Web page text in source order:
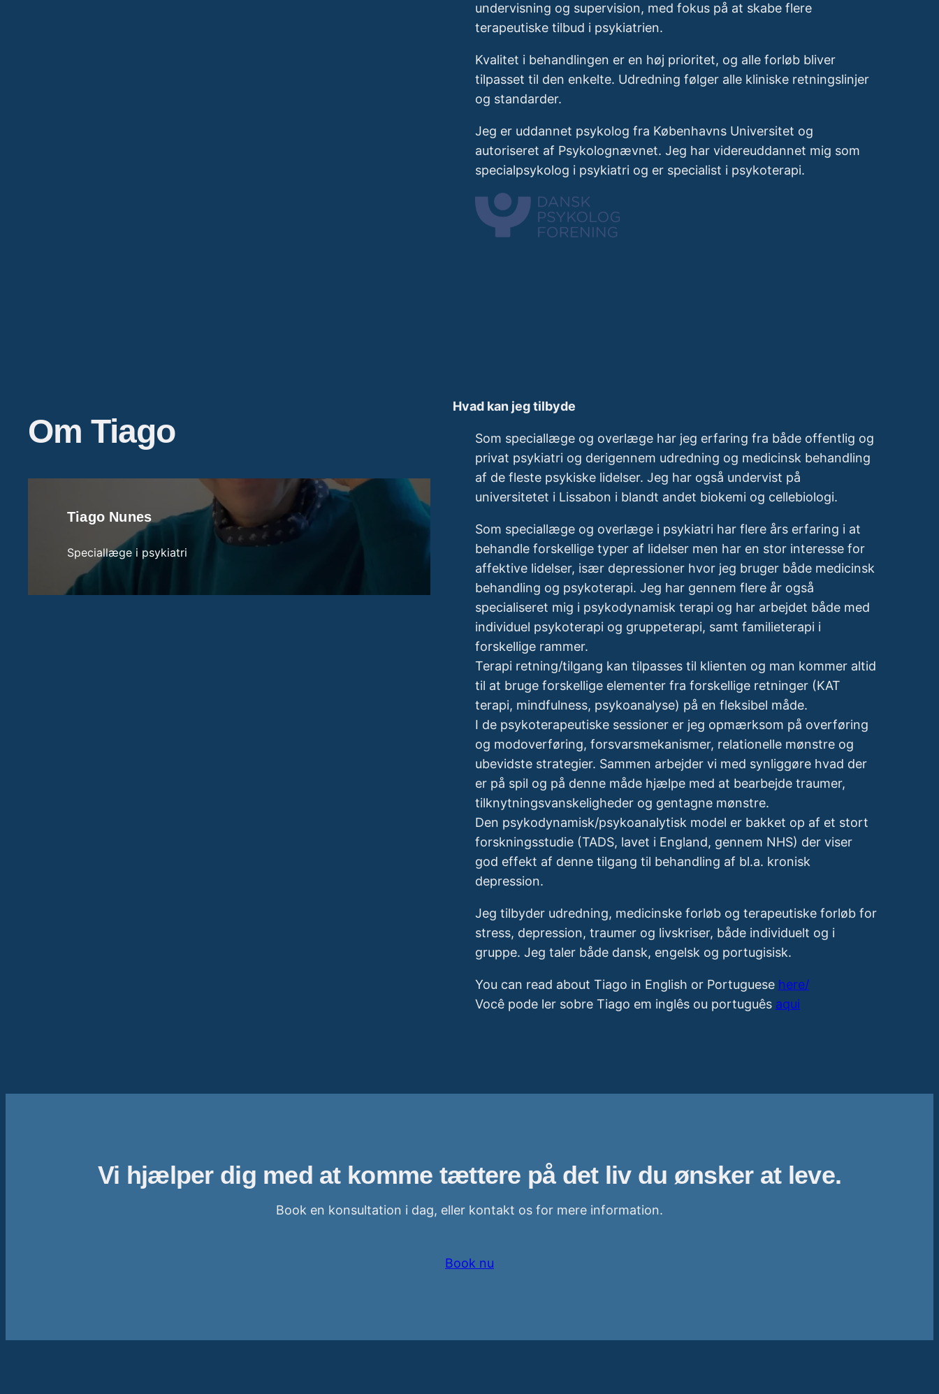
undervisning og supervision, med fokus på at skabe flere
terapeutiske tilbud i psykiatrien.
Kvalitet i behandlingen er en høj prioritet, og alle forløb bliver
tilpasset til den enkelte. Udredning følger alle kliniske retningslinjer
og standarder.
Jeg er uddannet psykolog fra Københavns Universitet og
autoriseret af Psykolognævnet. Jeg har videreuddannet mig som
specialpsykolog i psykiatri og er specialist i psykoterapi.
Om Tiago
Tiago Nunes
Speciallæge i psykiatri
Hvad kan jeg tilbyde
Som speciallæge og overlæge har jeg erfaring fra både offentlig og
privat psykiatri og derigennem udredning og medicinsk behandling
af de fleste psykiske lidelser. Jeg har også undervist på
universitetet i Lissabon i blandt andet biokemi og cellebiologi.
Som speciallæge og overlæge i psykiatri har flere års erfaring i at
behandle forskellige typer af lidelser men har en stor interesse for
affektive lidelser, især depressioner hvor jeg bruger både medicinsk
behandling og psykoterapi. Jeg har gennem flere år også
specialiseret mig i psykodynamisk terapi og har arbejdet både med
individuel psykoterapi og gruppeterapi, samt familieterapi i
forskellige rammer.
Terapi retning/tilgang kan tilpasses til klienten og man kommer altid
til at bruge forskellige elementer fra forskellige retninger (KAT
terapi, mindfulness, psykoanalyse) på en fleksibel måde.
I de psykoterapeutiske sessioner er jeg opmærksom på overføring
og modoverføring, forsvarsmekanismer, relationelle mønstre og
ubevidste strategier. Sammen arbejder vi med synliggøre hvad der
er på spil og på denne måde hjælpe med at bearbejde traumer,
tilknytningsvanskeligheder og gentagne mønstre.
Den psykodynamisk/psykoanalytisk model er bakket op af et stort
forskningsstudie (TADS, lavet i England, gennem NHS) der viser
god effekt af denne tilgang til behandling af bl.a. kronisk
depression.
Jeg tilbyder udredning, medicinske forløb og terapeutiske forløb for
stress, depression, traumer og livskriser, både individuelt og i
gruppe. Jeg taler både dansk, engelsk og portugisisk.
You can read about Tiago in English or Portuguese here/
Você pode ler sobre Tiago em inglês ou português aqui
Vi hjælper dig med at komme tættere på det liv du ønsker at leve.
Book en konsultation i dag, eller kontakt os for mere information.
Book nu